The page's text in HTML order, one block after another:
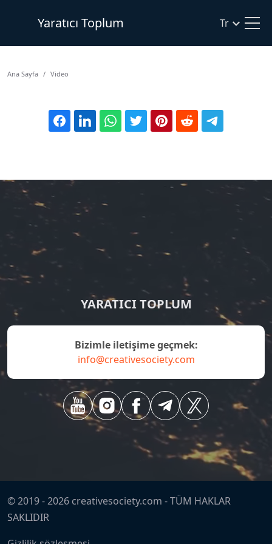
Yaratıcı Toplum Tr
Ana Sayfa Video
YARATICI TOPLUM
bizimle iletişime geçmek:
info@creativesociety.com
© 2019 -2026 creativesociety.com -TÜM HAKLAR
SAKLIDIR